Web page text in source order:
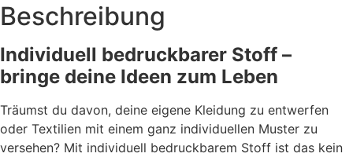
Beschreibung
Individuell bedruckbarer Stoff –
bringe deine Ideen zum Leben
Träumst du davon, deine eigene Kleidung zu entwerfen
oder Textilien mit einem ganz individuellen Muster zu
versehen? Mit individuell bedruckbarem Stoff ist das kein